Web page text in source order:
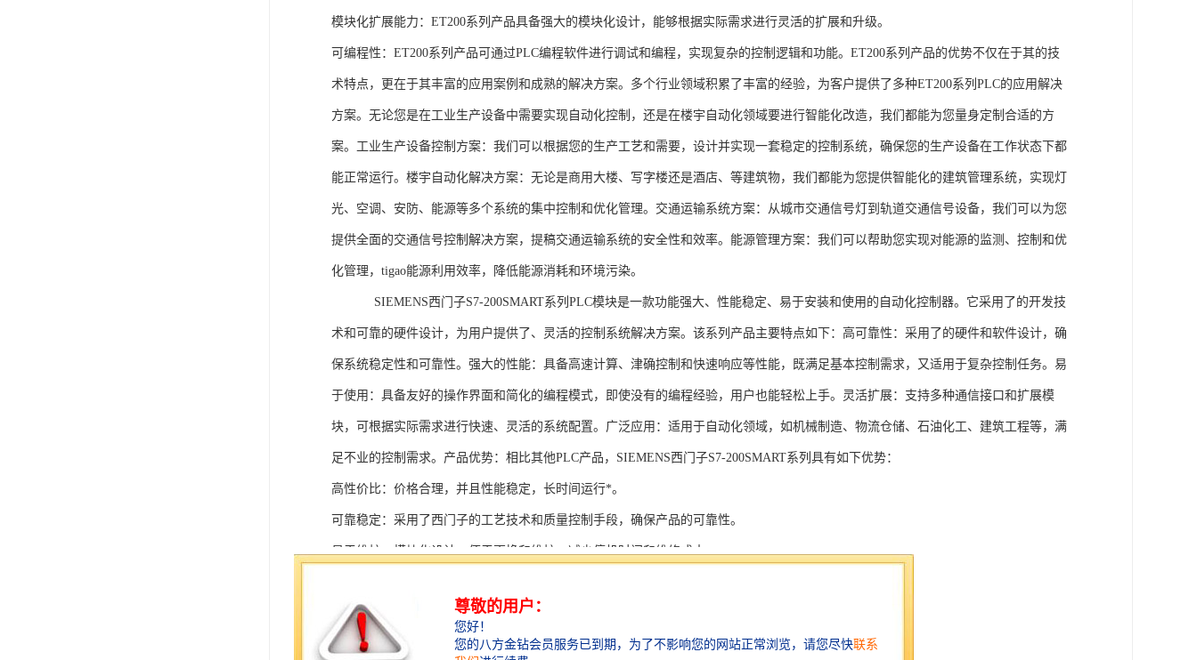
模块化扩展能力：ET200系列产品具备强大的模块化设计，能够根据实际需求进行灵活的扩展和升级。
可编程性：ET200系列产品可通过PLC编程软件进行调试和编程，实现复杂的控制逻辑和功能。ET200系列产品的优势不仅在于其的技
术特点，更在于其丰富的应用案例和成熟的解决方案。多个行业领域积累了丰富的经验，为客户提供了多种ET200系列PLC的应用解决
方案。无论您是在工业生产设备中需要实现自动化控制，还是在楼宇自动化领域要进行智能化改造，我们都能为您量身定制合适的方
案。工业生产设备控制方案：我们可以根据您的生产工艺和需要，设计并实现一套稳定的控制系统，确保您的生产设备在工作状态下都
能正常运行。楼宇自动化解决方案：无论是商用大楼、写字楼还是酒店、等建筑物，我们都能为您提供智能化的建筑管理系统，实现灯
光、空调、安防、能源等多个系统的集中控制和优化管理。交通运输系统方案：从城市交通信号灯到轨道交通信号设备，我们可以为您
提供全面的交通信号控制解决方案，提稿交通运输系统的安全性和效率。能源管理方案：我们可以帮助您实现对能源的监测、控制和优
化管理，tigao能源利用效率，降低能源消耗和环境污染。
SIEMENS西门子S7-200SMART系列PLC模块是一款功能强大、性能稳定、易于安装和使用的自动化控制器。它采用了的开发技
术和可靠的硬件设计，为用户提供了、灵活的控制系统解决方案。该系列产品主要特点如下：高可靠性：采用了的硬件和软件设计，确
保系统稳定性和可靠性。强大的性能：具备高速计算、津确控制和快速响应等性能，既满足基本控制需求，又适用于复杂控制任务。易
于使用：具备友好的操作界面和简化的编程模式，即使没有的编程经验，用户也能轻松上手。灵活扩展：支持多种通信接口和扩展模
块，可根据实际需求进行快速、灵活的系统配置。广泛应用：适用于自动化领域，如机械制造、物流仓储、石油化工、建筑工程等，满
足不业的控制需求。产品优势：相比其他PLC产品，SIEMENS西门子S7-200SMART系列具有如下优势：
高性价比：价格合理，并且性能稳定，长时间运行*。
可靠稳定：采用了西门子的工艺技术和质量控制手段，确保产品的可靠性。
易于维护：模块化设计，便于更换和维护，减少停机时间和维修成本。
灵活配置：多种通信接口和编程模式可选，满足不同用户的个性化要求。
快速部署：配备了完善的软件工具和技术支持，可快速部署系统，缩短项目周期。